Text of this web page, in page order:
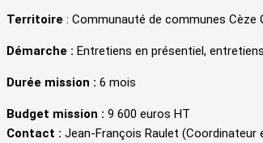
Territoire : Communauté de communes Cèze
Démarche : Entretiens en présentiel,
Durée mission : 6 mois
Budget mission : 9 600 euros HT
Contact : Jean-François Raulet (Coordinateur